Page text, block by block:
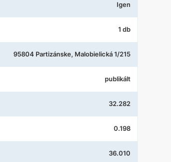
Igen
1 db
95804 Partizánske, Malobielická 1/215
publikált
32.282
0.198
36.010